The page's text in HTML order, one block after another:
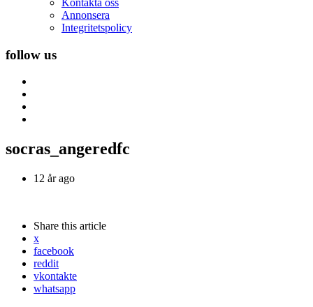
Kontakta oss
Annonsera
Integritetspolicy
follow us
socras_angeredfc
12 år ago
Share this article
x
facebook
reddit
vkontakte
whatsapp